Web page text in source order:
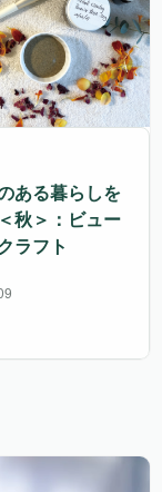
ある暮らしを
秋＞：ビュー
ラフト